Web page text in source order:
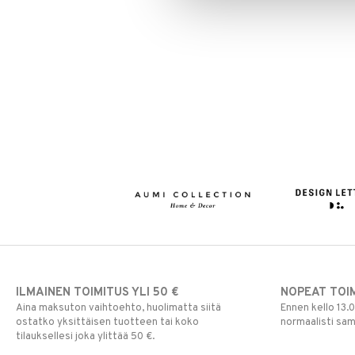
ILMAINEN TOIMITUS YLI 50 €
Aina maksuton vaihtoehto, huolimatta siitä
ostatko yksittäisen tuotteen tai koko
tilauksellesi joka ylittää 50 €.
NOPEAT
Ennen kello
normaalisti